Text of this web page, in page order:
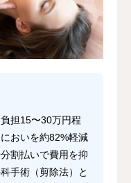
担15〜30万円程
おいを約82%軽減
割払いで費用を抑
手術（剪除法）と